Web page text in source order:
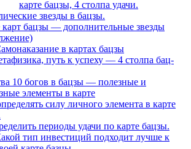
карте бацзы, 4 столпа удачи.
звезды в бацзы.
карт бацзы — дополнительные звезды
в картах бацзы
путь к успеху — 4 столпа бац-
10 богов в бацзы — полезные и
элементы в карте
силу личного элемента в карте
периоды удачи по карте бацзы.
тип инвестиций подходит лучше к